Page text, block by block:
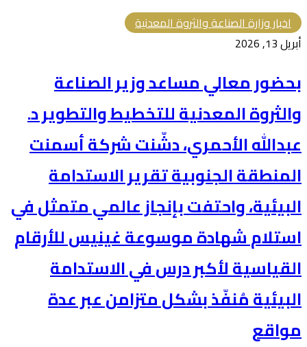
اخبار وزارة الصناعة والثروة المعدنية
أبريل 13, 2026
بحضور معالي مساعد وزير الصناعة
والثروة المعدنية للتخطيط والتطوير د.
عبدالله الأحمري، دشّنت شركة أسمنت
المنطقة الجنوبية تقرير الاستدامة
البيئية، واحتفت بإنجاز عالمي متمثل في
استلام شهادة موسوعة غينيس للأرقام
القياسية لأكبر درس في الاستدامة
البيئية مُنفّذ بشكل متزامن عبر عدة
مواقع